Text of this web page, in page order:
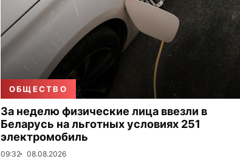
ОБЩЕСТВО
За неделю физические лица ввезли в
Беларусь на льготных условиях 251
электромобиль
09:32 08.08.2026